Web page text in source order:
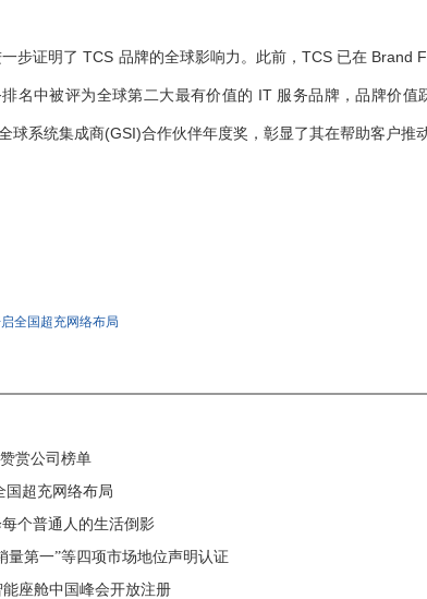
一步证明了 TCS 品牌的全球影响力。此前，TCS 已在 Brand
名中被评为全球第二大最有价值的 IT 服务品牌，品牌价值
球系统集成商(GSI)合作伙伴年度奖，彰显了其在帮助客户推
全国超充网络布局
赏公司榜单
国超充网络布局
个普通人的生活倒影
量第一”等四项市场地位声明认证
座舱中国峰会开放注册